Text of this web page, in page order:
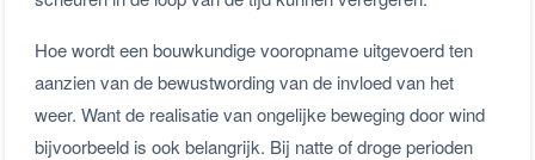
Hoe wordt een bouwkundige vooropname uitgevoerd ten
aanzien van de bewustwording van de invloed van het
weer. Want de realisatie van ongelijke beweging door wind
bijvoorbeeld is ook belangrijk. Bij natte of droge perioden